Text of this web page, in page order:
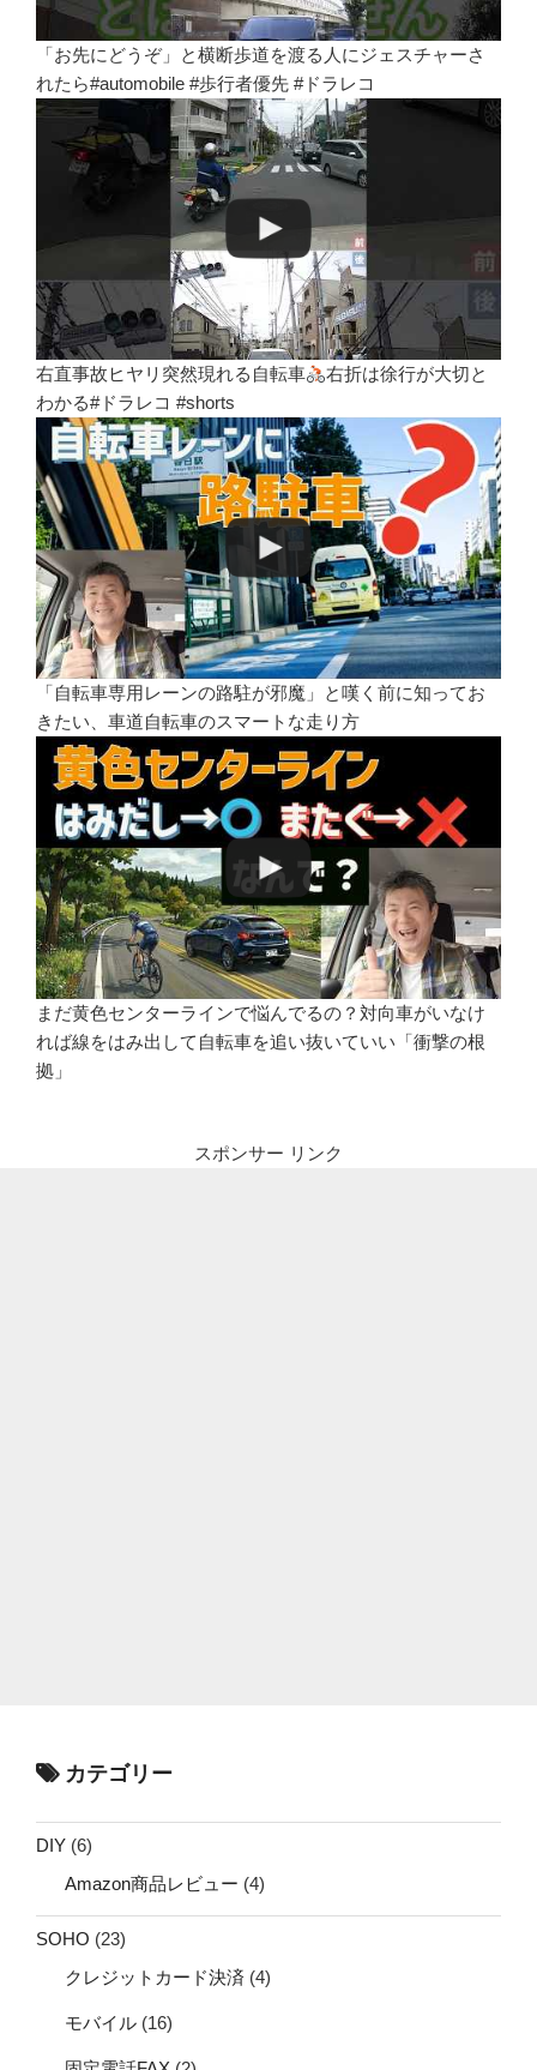
「お先にどうぞ」と横断歩道を渡る人にジェスチャーさ
れたら#automobile #歩行者優先 #ドラレコ
右直事故ヒヤリ突然現れる自転車
右折は徐行が大切と
わかる#ドラレコ #shorts
「自転車専用レーンの路駐が邪魔」と嘆く前に知ってお
きたい、車道自転車のスマートな走り方
まだ黄色センターラインで悩んでるの？対向車がいなけ
れば線をはみ出して自転車を追い抜いていい「衝撃の根
拠」
スポンサー リンク
カテゴリー
DIY (6)
Amazon商品レビュー (4)
SOHO (23)
クレジットカード決済 (4)
モバイル (16)